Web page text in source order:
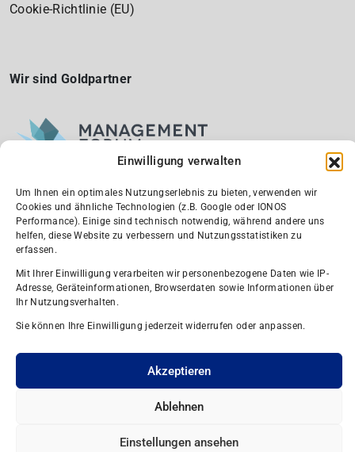
Einwilligung verwalten
Um Ihnen ein optimales Nutzungserlebnis zu bieten, verwenden wir
Cookies und ähnliche Technologien (z.B. Google oder IONOS
Performance). Einige sind technisch notwendig, während andere uns
helfen, diese Website zu verbessern und Nutzungsstatistiken zu
erfassen.
Mit Ihrer Einwilligung verarbeiten wir personenbezogene Daten wie IP-
Adresse, Geräteinformationen, Browserdaten sowie Informationen über
Ihr Nutzungsverhalten.
Sie können Ihre Einwilligung jederzeit widerrufen oder anpassen.
Akzeptieren
Ablehnen
Einstellungen ansehen
Cookie-Richtlinie (EU)
Wir sind Goldpartner
Wir sind Silber-Partner und Fördermitglied